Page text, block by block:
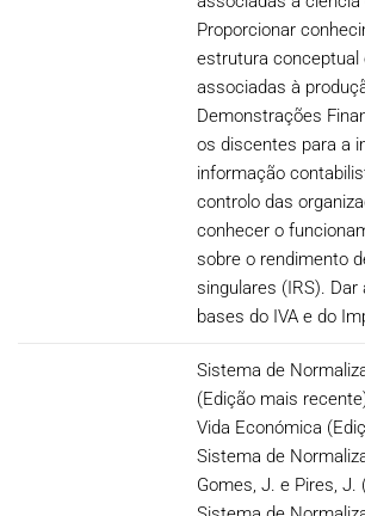
Proporcionar
estrutura conceptual
associadas à
Demonstrações
os discentes para a
informação
controlo das
conhecer o
sobre o rendimento
singulares (IRS).
bases do IVA e do
Sistema de
(Edição mais
Vida Económica
Sistema de
Gomes, J. e Pires, J.